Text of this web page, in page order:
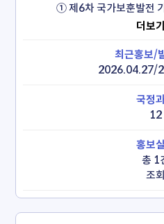
① 제6차 국가보훈발
② 국립효창독
④ 김구  탄생 150주년 유네스
더보
2026.04.27/
12
총 1
조회